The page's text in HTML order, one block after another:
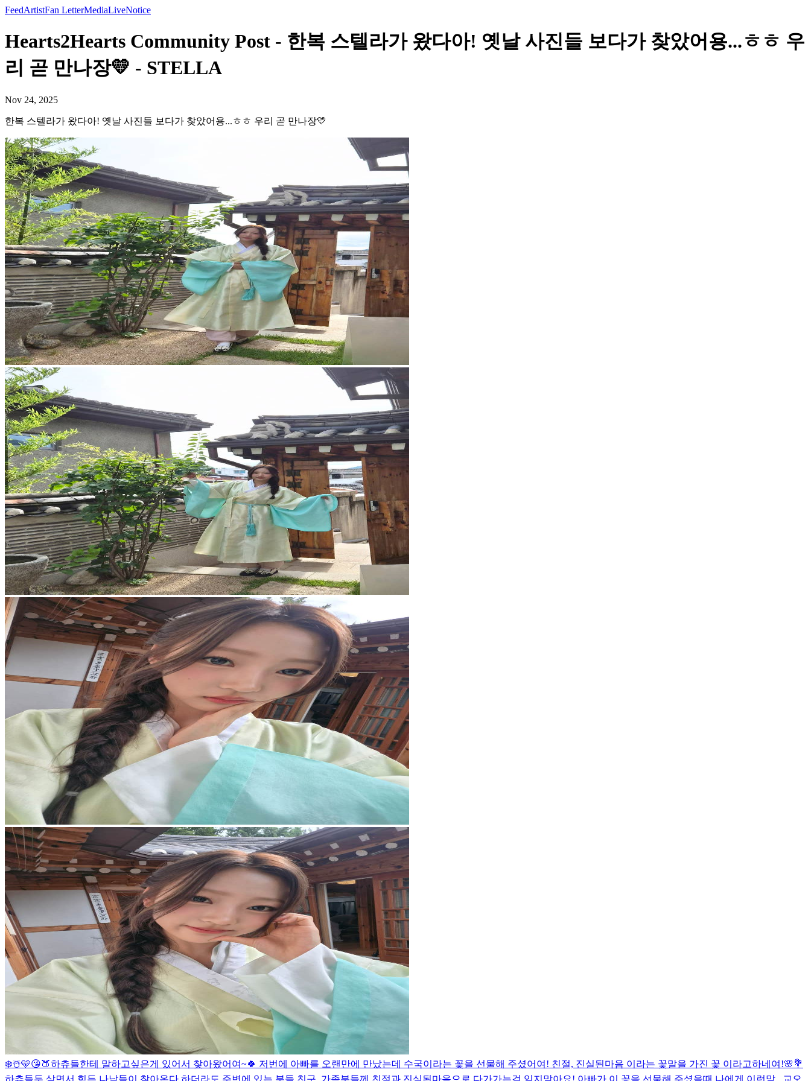
FeedArtistFan LetterMediaLiveNotice
Hearts2Hearts Community Post - 한복 스텔라가 왔다아! 옛날 사진들 보다가 찾았어용...ㅎㅎ 우
리 곧 만나장💛 - STELLA
Nov 24, 2025
한복 스텔라가 왔다아! 옛날 사진들 보다가 찾았어용...ㅎㅎ 우리 곧 만나장💛
❄️☃️🩵😘🍑하츄들한테 말하고싶은게 있어서 찾아왔어여~🍀 저번에 아빠를 오랜만에 만났는데 수국이라는 꽃을 선물해 주셨어여! 친절, 진실된마음 이라는 꽃말을 가진 꽃 이라고하네여!🌸💐
하츄들두 살면서 힘든 나날들이 찾아온다 하더라도 주변에 있는 분들 친구, 가족분들께 친절과 진실된마음으로 다가가는걸 잊지말아요! 아빠가 이 꽃을 선물해 주셨을때 나에게 이런말...
교오